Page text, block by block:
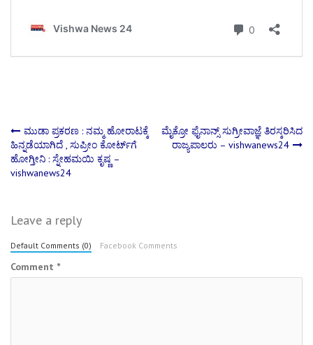
Post
navigation
ಮುಡಾ ಪ್ರಕರಣ : ನಮ್ಮ ಹೋರಾಟಕ್ಕೆ
ಹಿನ್ನಡೆಯಾಗಿದೆ , ಸುಪ್ರೀಂ ಕೋರ್ಟ್‌ಗೆ
ಹೋಗ್ತೀನಿ : ಸ್ನೇಹಮಯಿ ಕೃಷ್ಣ –
vishwanews24
ಮೈಕ್ರೋ ಫೈನಾನ್ಸ್ ಸುಗ್ರೀವಾಜ್ಞೆ ತಿರಸ್ಕರಿಸಿದ
ರಾಜ್ಯಪಾಲರು – vishwanews24
Leave a reply
Default Comments (0) Facebook Comments
Comment *